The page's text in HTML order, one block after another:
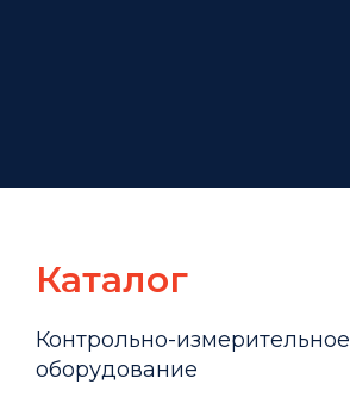
Каталог
Контрольно-измерительное
оборудование